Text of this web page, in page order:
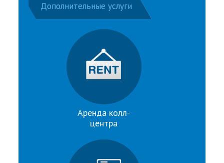
Дополнительные услуги
Аренда колл-
центра